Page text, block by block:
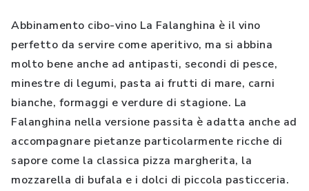
Abbinamento cibo-vino La Falanghina è il vino
perfetto da servire come aperitivo, ma si abbina
molto bene anche ad antipasti, secondi di pesce,
minestre di legumi, pasta ai frutti di mare, carni
bianche, formaggi e verdure di stagione. La
Falanghina nella versione passita è adatta anche ad
accompagnare pietanze particolarmente ricche di
sapore come la classica pizza margherita, la
mozzarella di bufala e i dolci di piccola pasticceria.